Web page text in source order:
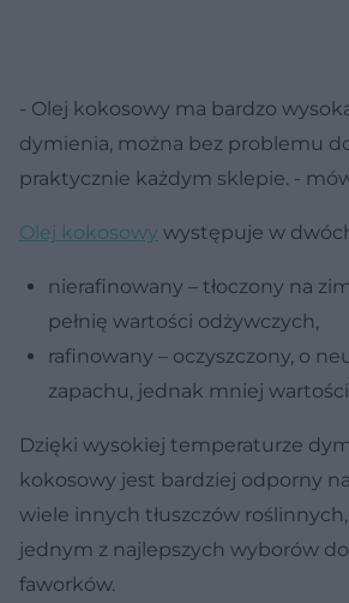
- Olej kokosowy ma bardzo
dymienia, można bez problemu
praktycznie każdym sklepie. -
Olej kokosowy występuje w
nierafinowany – tłoczony na
pełnię wartości odżywczych,
rafinowany – oczyszczony, o
zapachu, jednak mniej
Dzięki wysokiej temperaturze
kokosowy jest bardziej odporny
wiele innych tłuszczów
jednym z najlepszych wyborów
faworków.